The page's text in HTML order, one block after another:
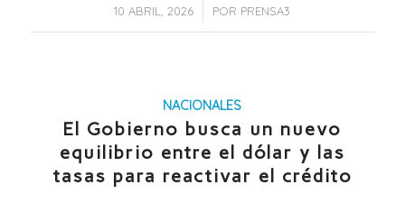
10 ABRIL, 2026
/ POR PRENSA3
NACIONALES
El Gobierno busca un nuevo
equilibrio entre el dólar y las
tasas para reactivar el crédito